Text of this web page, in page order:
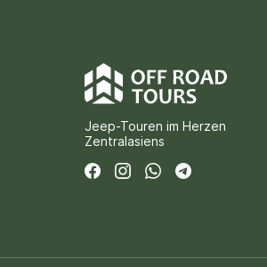
Jeep-Touren im Herzen
Zentralasiens